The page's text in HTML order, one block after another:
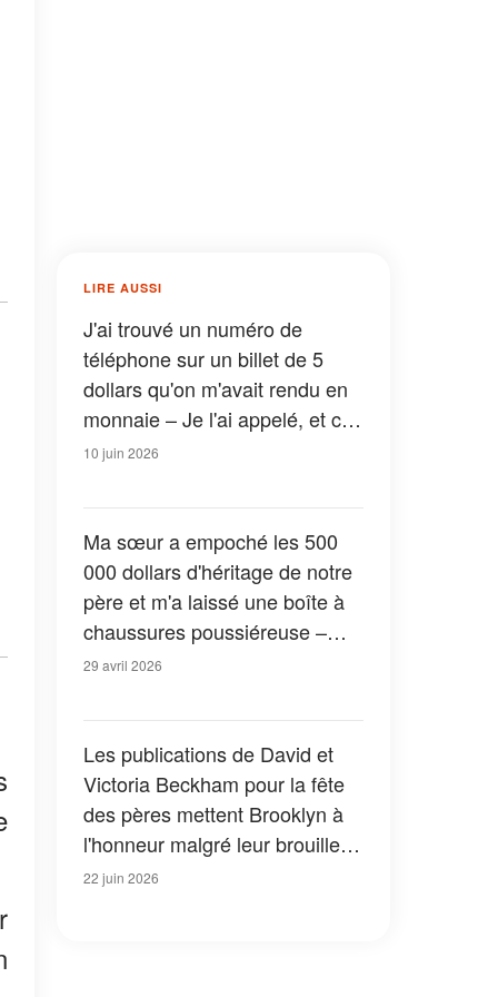
LIRE AUSSI
J'ai trouvé un numéro de
téléphone sur un billet de 5
dollars qu'on m'avait rendu en
monnaie – Je l'ai appelé, et ce
que m'a dit la voix à l'autre bout
10 juin 2026
Ma sœur a empoché les 500
000 dollars d'héritage de notre
père et m'a laissé une boîte à
chaussures poussiéreuse –
Mais le karma l'a rattrapée dès
29 avril 2026
Les publications de David et
Victoria Beckham pour la fête
des pères mettent Brooklyn à
l'honneur malgré leur brouille
— et les internautes ont
22 juin 2026